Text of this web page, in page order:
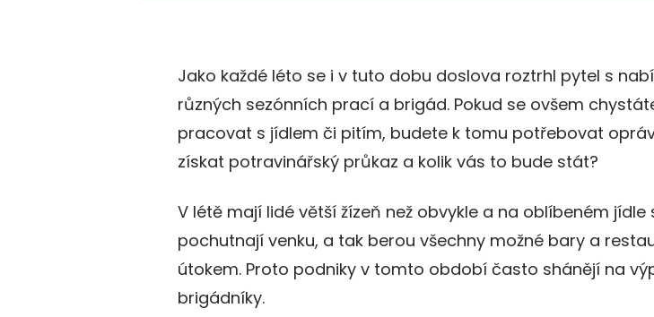
Jako každé léto se i v tuto dobu doslova roztrhl pytel s
různých sezónních prací a brigád. Pokud se ovšem
pracovat s jídlem či pitím, budete k tomu potřebovat
získat potravinářský průkaz a kolik vás to bude stát?
V létě mají lidé větší žízeň než obvykle a na oblíbeném jídle
pochutnají venku, a tak berou všechny možné bary a
útokem. Proto podniky v tomto období často shánějí na
brigádníky.